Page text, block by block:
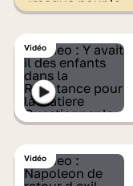
Vidéo
Vidéo